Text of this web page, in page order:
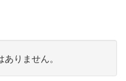
りません。